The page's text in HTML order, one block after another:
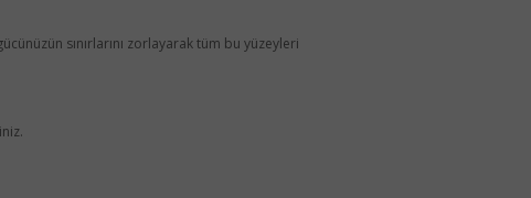
sınırlarını zorlayarak tüm bu yüzeyleri